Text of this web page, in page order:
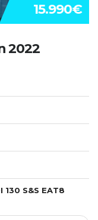
15.990€
2022
130 S&S EAT8